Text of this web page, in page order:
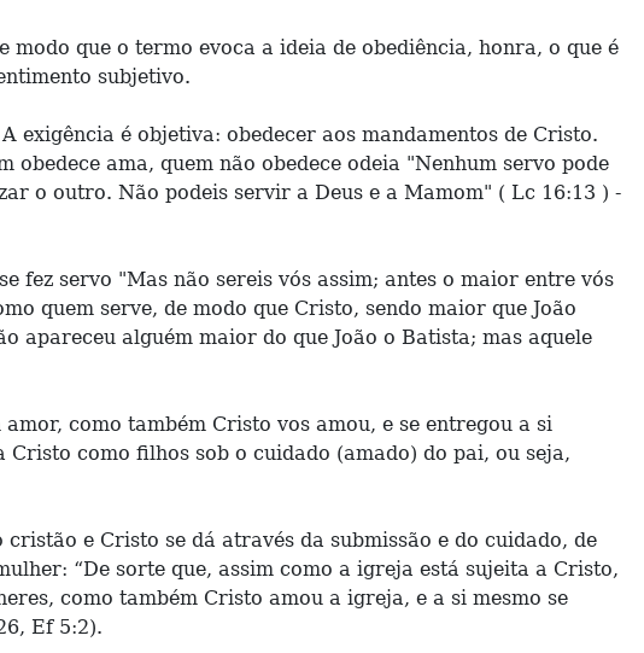
que o termo evoca a ideia de obediência, honra, o que é
subjetivo.
exigência é objetiva: obedecer aos mandamentos de Cristo.
ama, quem não obedece odeia "Nenhum servo pode
o outro. Não podeis servir a Deus e a Mamom" ( Lc 16:13 ) -
fez servo "Mas não sereis vós assim; antes o maior entre vós
quem serve, de modo que Cristo, sendo maior que João
apareceu alguém maior do que João o Batista; mas aquele
como também Cristo vos amou, e se entregou a si
como filhos sob o cuidado (amado) do pai, ou seja,
e Cristo se dá através da submissão e do cuidado, de
“De sorte que, assim como a igreja está sujeita a Cristo,
como também Cristo amou a igreja, e a si mesmo se
Ef 5:2).